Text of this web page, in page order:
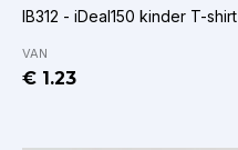
IB312 - iDeal150 kinder T-shirt
VAN
€ 1.23